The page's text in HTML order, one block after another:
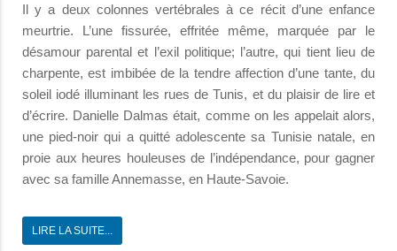
Il y a deux colonnes vertébrales à ce récit d’une enfance
meurtrie. L’une fissurée, effritée même, marquée par le
désamour parental et l’exil politique; l’autre, qui tient lieu de
charpente, est imbibée de la tendre affection d’une tante, du
soleil iodé illuminant les rues de Tunis, et du plaisir de lire et
d’écrire. Danielle Dalmas était, comme on les appelait alors,
une pied-noir qui a quitté adolescente sa Tunisie natale, en
proie aux heures houleuses de l’indépendance, pour gagner
avec sa famille Annemasse, en Haute-Savoie.
LIRE LA SUITE...